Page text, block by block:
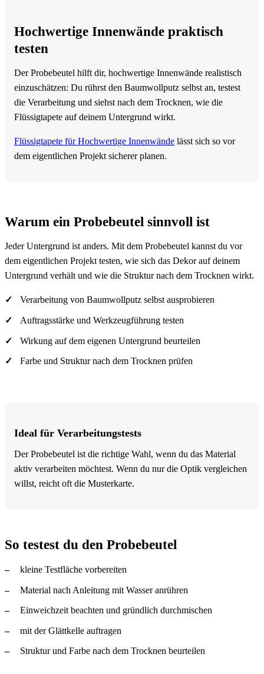
Hochwertige Innenwände praktisch
testen
Der Probebeutel hilft dir, hochwertige Innenwände realistisch
einzuschätzen: Du rührst den Baumwollputz selbst an, testest
die Verarbeitung und siehst nach dem Trocknen, wie die
Flüssigtapete auf deinem Untergrund wirkt.
Flüssigtapete für Hochwertige Innenwände lässt sich so vor
dem eigentlichen Projekt sicherer planen.
Warum ein Probebeutel sinnvoll ist
Jeder Untergrund ist anders. Mit dem Probebeutel kannst du vor
dem eigentlichen Projekt testen, wie sich das Dekor auf deinem
Untergrund verhält und wie die Struktur nach dem Trocknen wirkt.
Verarbeitung von Baumwollputz selbst ausprobieren
Auftragsstärke und Werkzeugführung testen
Wirkung auf dem eigenen Untergrund beurteilen
Farbe und Struktur nach dem Trocknen prüfen
Ideal für Verarbeitungstests
Der Probebeutel ist die richtige Wahl, wenn du das Material
aktiv verarbeiten möchtest. Wenn du nur die Optik vergleichen
willst, reicht oft die Musterkarte.
So testest du den Probebeutel
kleine Testfläche vorbereiten
Material nach Anleitung mit Wasser anrühren
Einweichzeit beachten und gründlich durchmischen
mit der Glättkelle auftragen
Struktur und Farbe nach dem Trocknen beurteilen